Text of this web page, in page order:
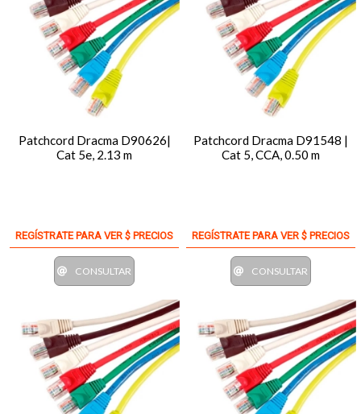
Patchcord Dracma D90626|
Cat 5e, 2.13 m
REGÍSTRATE PARA VER $ PRECIOS
CONSULTAR
Patchcord Dracma D91548 |
Cat 5, CCA, 0.50 m
REGÍSTRATE PARA VER $ PRECIOS
CONSULTAR